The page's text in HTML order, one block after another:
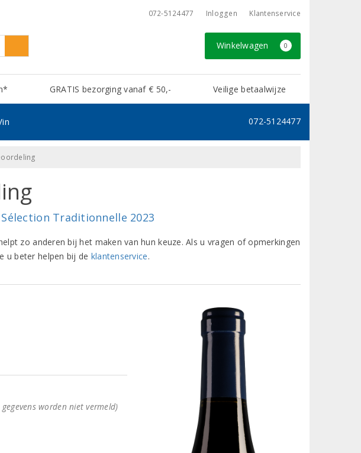
072-5124477 Inloggen Klantenservice
Winkelwagen 0
GRATIS bezorging vanaf € 50,- Veilige betaalwijze
072-5124477
Traditionnelle 2023
zo anderen bij het maken van hun keuze. Als u vragen of opmerkingen
u beter helpen bij de klantenservice.
worden niet vermeld)